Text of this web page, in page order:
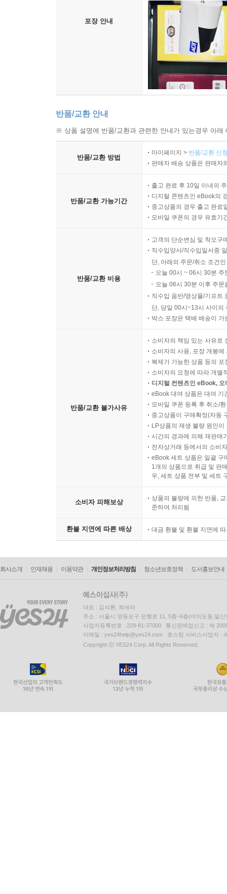
포장 안내
반품/교환 안내
※ 상품 설명에 반품/교환과 관련한 안내가 있는경우 아
반품/교환 방법
마이페이지 > 반품/교환 신
판매자 배송 상품은 판매자
반품/교환 가능기간
출고 완료 후 10일 이내의
디지털 콘텐츠인 eBook의
중고상품의 경우 출고 완료
모바일 쿠폰의 경우 유효기
반품/교환 비용
고객의 단순변심 및 착오구
직수입양서/직수입일서중
단, 아래의 주문/취소 조건
오늘 00시 ~ 06시 30분
오늘 06시 30분 이후 주
직수입 음반/영상물/기프트
단, 당일 00시~13시 사이의
박스 포장은 택배 배송이
반품/교환 불가사유
소비자의 책임 있는 사유로
소비자의 사용, 포장 개봉
복제가 가능한 상품 등의
소비자의 요청에 따라 개별
디지털 컨텐츠인 eBook,
eBook 대여 상품은 대여 기
모바일 쿠폰 등록 후 취소/
중고상품이 구매확정(자동
LP상품의 재생 불량 원인
시간의 경과에 의해 재판매
전자상거래 등에서의 소비
eBook 세트 상품은 일괄 구
1개의 상품으로 취급 및 판
우, 세트 상품 전부 및 세트
소비자 피해보상
상품의 불량에 의한 반품,
준하여 처리됨
환불 지연에 따른 배상 대금 환불 및 환불 지연에
회사소개 인재채용 이용약관 개인정보처리방침 청소년보호정책 도서홍보안내
대표 : 김석환, 최세라
주소 : 서울시 영등포구 은행로 11, 5층~6층(여의도동,일신
사업자등록번호 : 229-81-37000 통신판매업신고 : 제
이메일 : yes24help@yes24.com 호스팅 서비스사업자 :
Copyright ⓒ YES24 Corp. All Rights Reserved.